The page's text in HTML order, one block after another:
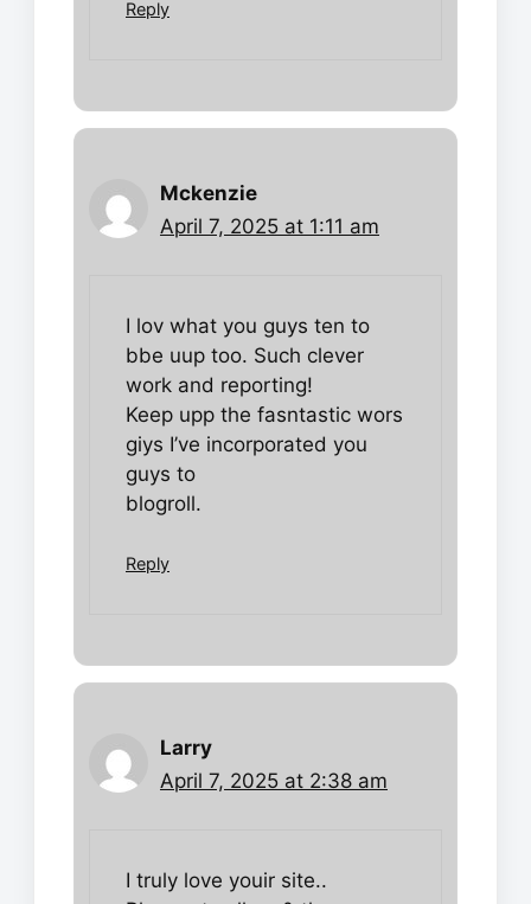
Reply
Mckenzie
April 7, 2025 at 1:11 am
I lov what you guys ten to
bbe uup too. Such clever
work and reporting!
Keep upp the fasntastic wors
giys I’ve incorporated you
guys to
blogroll.
Reply
Larry
April 7, 2025 at 2:38 am
I truly love youir site..